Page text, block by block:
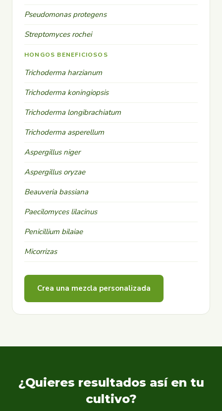
Pseudomonas protegens
Streptomyces rochei
HONGOS BENEFICIOSOS
Trichoderma harzianum
Trichoderma koningiopsis
Trichoderma longibrachiatum
Trichoderma asperellum
Aspergillus niger
Aspergillus oryzae
Beauveria bassiana
Paecilomyces lilacinus
Penicillium bilaiae
Micorrizas
Crea una mezcla personalizada
¿Quieres resultados así en tu
cultivo?